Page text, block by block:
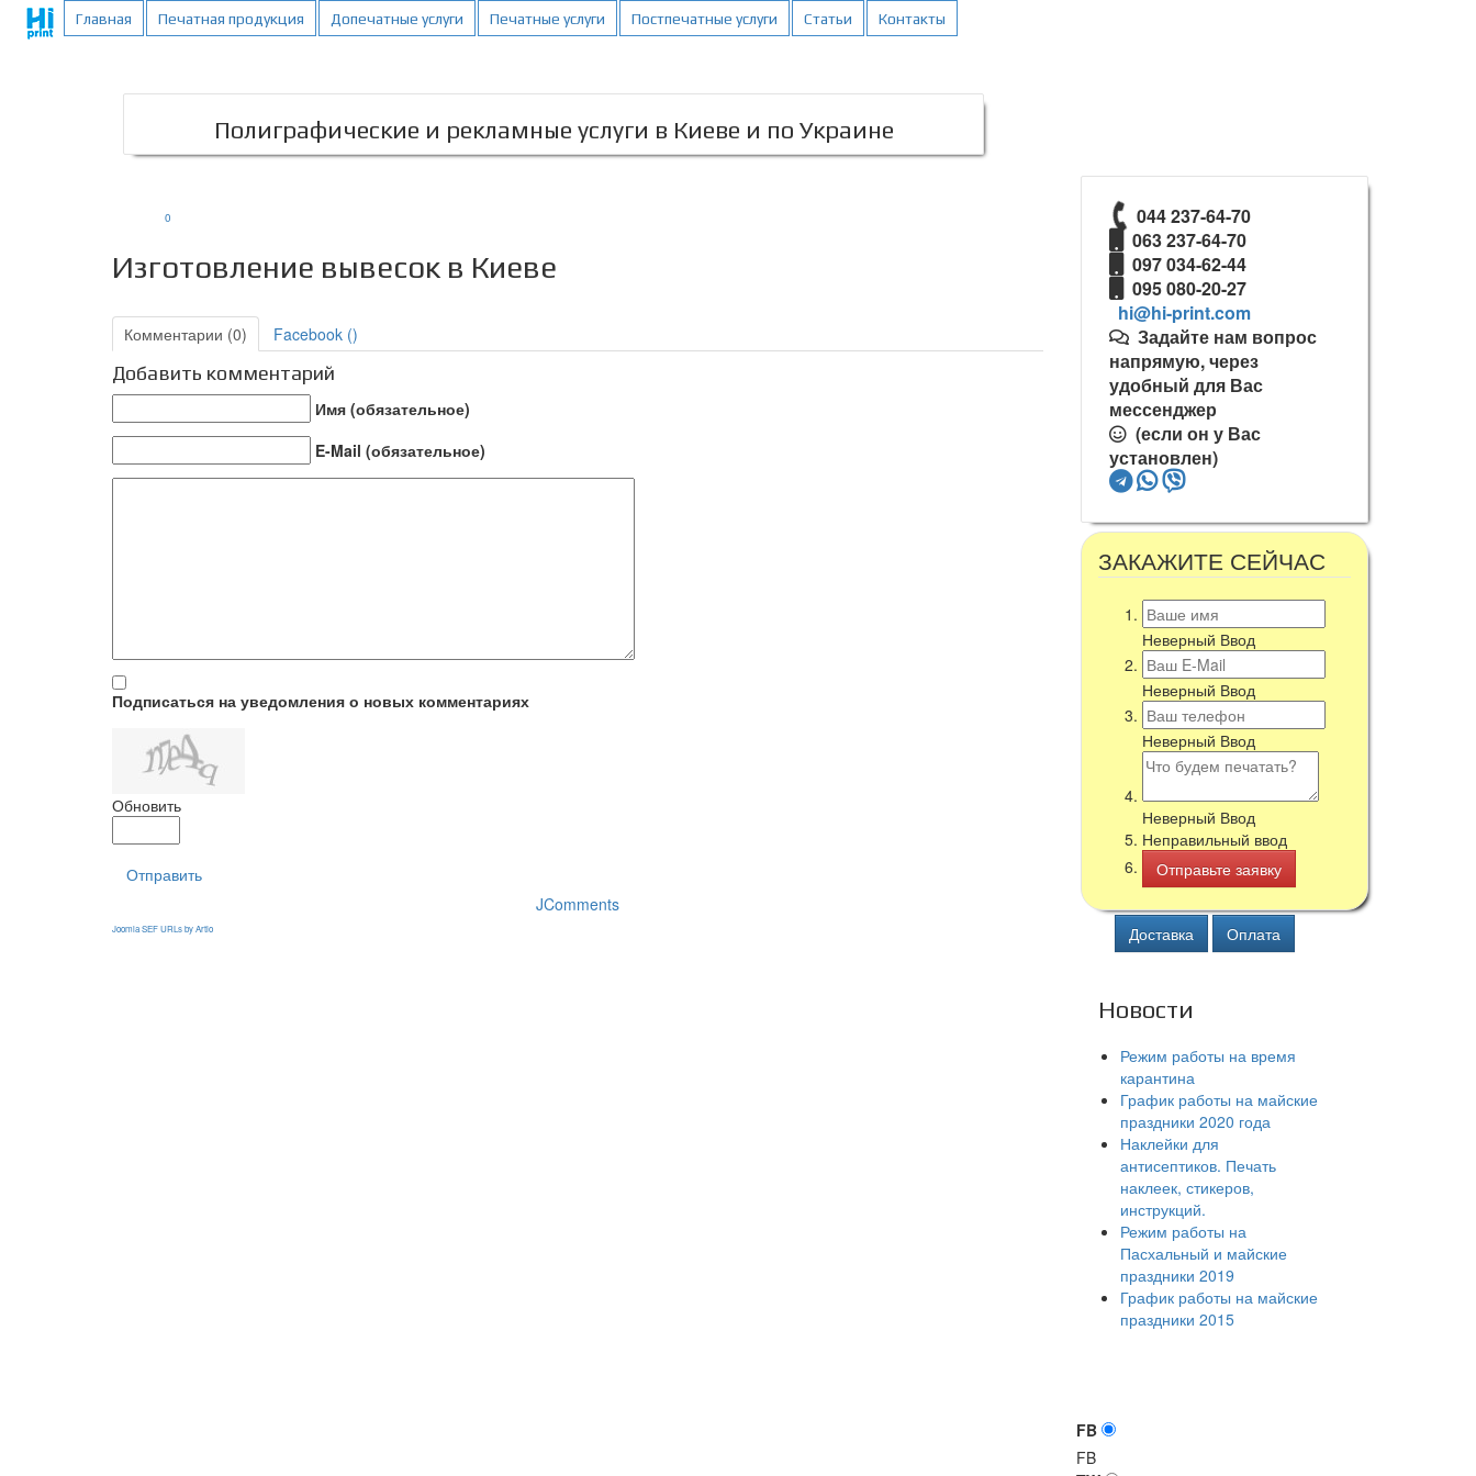
Главная Печатная продукция Допечатные услуги Печатные услуги Постпечатные услуги Статьи Контакты
Полиграфические и рекламные услуги в Киеве и по Украине
0
Изготовление вывесок в Киеве
Комментарии (0) Facebook ()
Добавить комментарий
Имя (обязательное)
E-Mail (обязательное)
Подписаться на уведомления о новых комментариях
Обновить
Отправить
JComments
Joomla SEF URLs by Artio
044 237-64-70
063 237-64-70
097 034-62-44
095 080-20-27
Задайте нам вопрос
напрямую, через
удобный для Вас
мессенджер
(если он у Вас
установлен)
ЗАКАЖИТЕ СЕЙЧАС
Неверный Ввод
Неверный Ввод
Неверный Ввод
Неверный Ввод
Неправильный ввод
Доставка Оплата
Новости
Режим работы на время
карантина
График работы на майские
праздники 2020 года
Наклейки для
антисептиков. Печать
наклеек, стикеров,
инструкций.
Режим работы на
Пасхальный и майские
праздники 2019
График работы на майские
праздники 2015
FB
FB